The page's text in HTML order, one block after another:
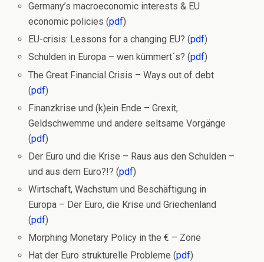
Germany’s macroeconomic interests & EU
economic policies (pdf)
EU-crisis: Lessons for a changing EU? (pdf)
Schulden in Europa – wen kümmert´s? (pdf)
The Great Financial Crisis – Ways out of debt
(pdf)
Finanzkrise und (k)ein Ende – Grexit,
Geldschwemme und andere seltsame Vorgänge
(pdf)
Der Euro und die Krise – Raus aus den Schulden –
und aus dem Euro?!? (pdf)
Wirtschaft, Wachstum und Beschäftigung in
Europa – Der Euro, die Krise und Griechenland
(pdf)
Morphing Monetary Policy in the € – Zone
Hat der Euro strukturelle Probleme (pdf)